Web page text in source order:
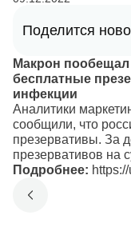
Поделится
Макрон
бесплатные
инфекции
Аналитики
сообщили, что
презервативы. За
презервативов на
Подробнее: